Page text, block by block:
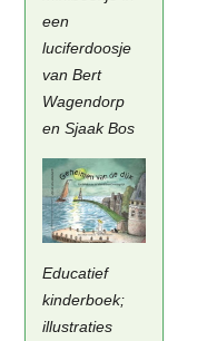
een
luciferdoosje
van Bert
Wagendorp
en Sjaak Bos
Educatief
kinderboek;
illustraties